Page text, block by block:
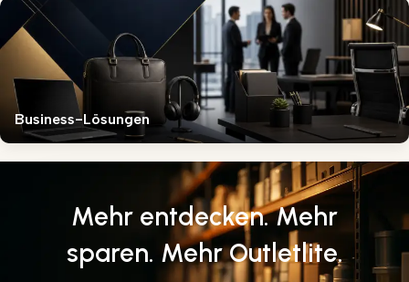
Business-Lösungen
Mehr entdecken. Mehr
sparen. Mehr Outletlite.